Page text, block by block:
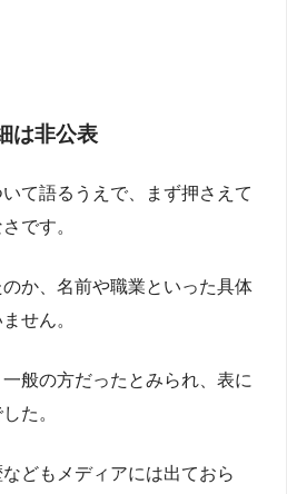
は非公表
て語るうえで、まず押さえて
です。
か、名前や職業といった具体
せん。
般の方だったとみられ、表に
た。
どもメディアには出ておら